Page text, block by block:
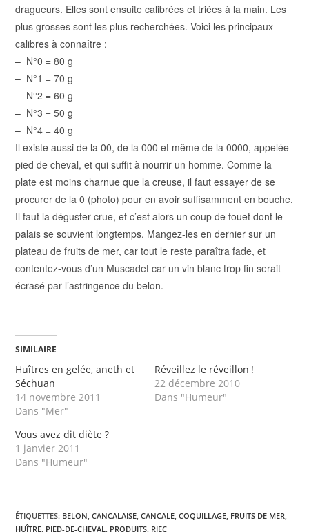
dragueurs. Elles sont ensuite calibrées et triées à la main. Les
plus grosses sont les plus recherchées. Voici les principaux
calibres à connaître :
– N°0 = 80 g
– N°1 = 70 g
– N°2 = 60 g
– N°3 = 50 g
– N°4 = 40 g
Il existe aussi de la 00, de la 000 et même de la 0000, appelée
pied de cheval, et qui suffit à nourrir un homme. Comme la
plate est moins charnue que la creuse, il faut essayer de se
procurer de la 0 (photo) pour en avoir suffisamment en bouche.
Il faut la déguster crue, et c’est alors un coup de fouet dont le
palais se souvient longtemps. Mangez-les en dernier sur un
plateau de fruits de mer, car tout le reste paraîtra fade, et
contentez-vous d’un Muscadet car un vin blanc trop fin serait
écrasé par l’astringence du belon.
SIMILAIRE
Huîtres en gelée, aneth et
Séchuan
14 novembre 2011
Dans "Mer"
Réveillez le réveillon !
22 décembre 2010
Dans "Humeur"
Vous avez dit diète ?
1 janvier 2011
Dans "Humeur"
ÉTIQUETTES: BELON, CANCALAISE, CANCALE, COQUILLAGE, FRUITS DE MER,
HUÎTRE, PIED-DE-CHEVAL, PRODUITS, RIEC